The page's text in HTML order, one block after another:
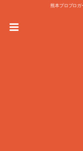
熊本プロブロガ